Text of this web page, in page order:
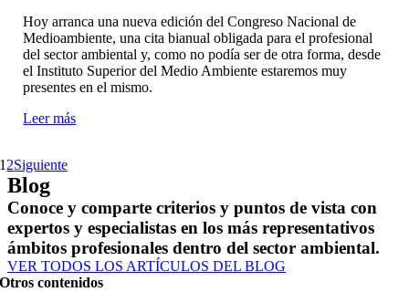
Hoy arranca una nueva edición del Congreso Nacional de
Medioambiente, una cita bianual obligada para el profesional
del sector ambiental y, como no podía ser de otra forma, desde
el Instituto Superior del Medio Ambiente estaremos muy
presentes en el mismo.
Leer más
1 2Siguiente
Blog
Conoce y comparte criterios y puntos de vista con
expertos y especialistas en los más representativos
ámbitos profesionales dentro del sector ambiental.
VER TODOS LOS ARTÍCULOS DEL BLOG
Otros contenidos